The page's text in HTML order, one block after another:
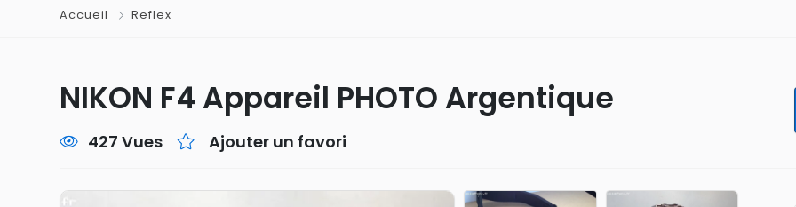
Accueil Reflex
NIKON F4 Appareil PHOTO Argentique
427 Vues Ajouter un favori